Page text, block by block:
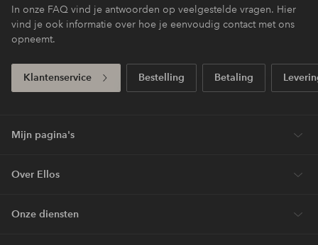
In onze FAQ vind je antwoorden op veelgestelde vragen. Hier
vind je ook informatie over hoe je eenvoudig contact met ons
opneemt.
Klantenservice Bestelling Betaling
Mijn pagina's
Over Ellos
Onze diensten